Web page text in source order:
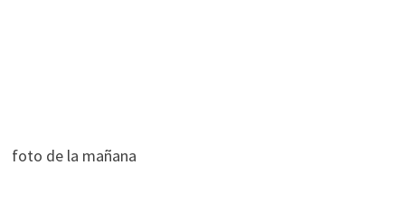
foto de la mañana